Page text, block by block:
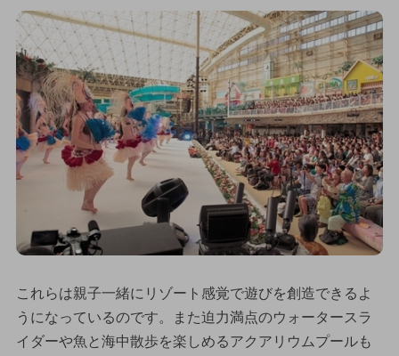
これらは親子一緒にリゾート感覚で遊びを創造できるよ
うになっているのです。また迫力満点のウォータースラ
イダーや魚と海中散歩を楽しめるアクアリウムプールも